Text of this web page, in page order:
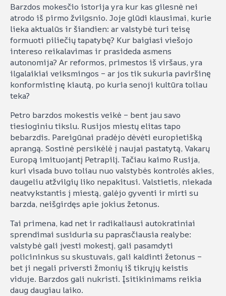
Barzdos mokesčio istorija yra kur kas gilesnė nei
atrodo iš pirmo žvilgsnio. Joje glūdi klausimai, kurie
lieka aktualūs ir šiandien: ar valstybė turi teisę
formuoti piliečių tapatybę? Kur baigiasi viešojo
intereso reikalavimas ir prasideda asmens
autonomija? Ar reformos, primestos iš viršaus, yra
ilgalaikiai veiksmingos – ar jos tik sukuria paviršinę
konformistinę kiautą, po kuria senoji kultūra toliau
teka?
Petro barzdos mokestis veikė – bent jau savo
tiesioginiu tikslu. Rusijos miestų elitas tapo
bebarzdis. Pareigūnai pradėjo dėvėti europietišką
aprangą. Sostinė persikėlė į naujai pastatytą, Vakarų
Europą imituojantį Petrapilį. Tačiau kaimo Rusija,
kuri visada buvo toliau nuo valstybės kontrolės akies,
daugeliu atžvilgių liko nepakitusi. Valstietis, niekada
neatvykstantis į miestą, galėjo gyventi ir mirti su
barzda, neišgirdęs apie jokius žetonus.
Tai primena, kad net ir radikaliausi autokratiniai
sprendimai susiduria su paprasčiausia realybe:
valstybė gali įvesti mokestį, gali pasamdyti
policininkus su skustuvais, gali kaldinti žetonus –
bet ji negali priversti žmonių iš tikrųjų keistis
viduje. Barzdos gali nukristi. Įsitikinimams reikia
daug daugiau laiko.